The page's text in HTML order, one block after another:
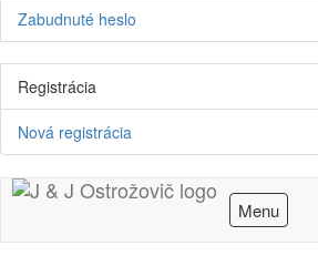
Zabudnuté heslo
Registrácia
Nová registrácia
Menu